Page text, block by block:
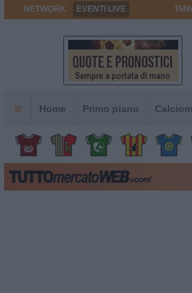
NETWORK EVENTI LIVE
Home Primo piano